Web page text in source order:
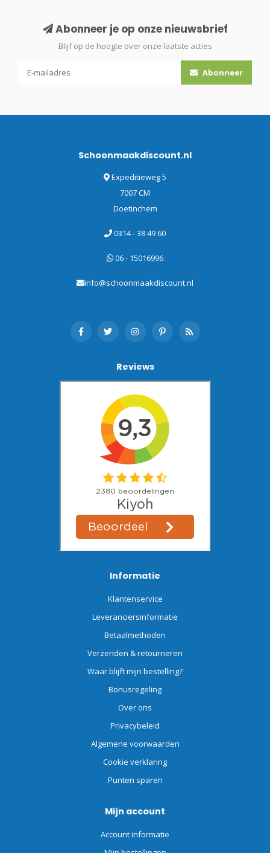
Abonneer je op onze nieuwsbrief
Blijf op de hoogte over onze laatste acties
Abonneer
Schoonmaakdiscount.nl
Expeditieweg 5
7007 CM
Doetinchem
0314 - 38 49 60
06 - 15016996
info@schoonmaakdiscount.nl
Reviews
Informatie
Klantenservice
Leveranciersinformatie
Betaalmethoden
Verzenden & retourneren
Waar blijft mijn bestelling?
Bonusregeling
Over ons
Privacybeleid
Algemene voorwaarden
Cookie verklaring
Punten sparen
Mijn account
Account informatie